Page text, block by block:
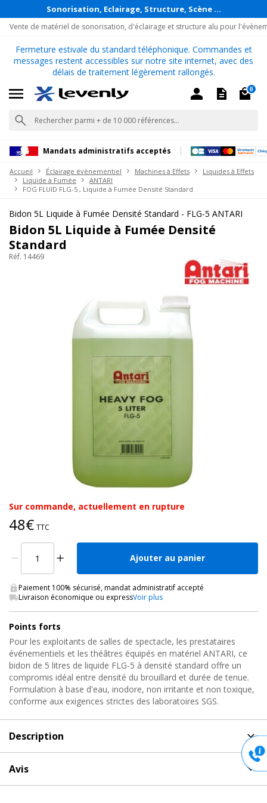
Sonorisation, Eclairage, Structure, Scène ...
Vente de matériel de sonorisation, d'éclairage et structure alu pour
Fermeture estivale du standard téléphonique. Commandes et
messages restent accessibles sur notre site internet, avec des
délais de traitement légèrement rallongés.
0
Mandats administratifs acceptés
Accueil Éclairage évènementiel Machines à Effets
Liquides à Effets
Liquide à Fumée
ANTARI
FOG FLUID FLG-5 , Liquide à Fumée Densité Standard
Bidon 5L Liquide à Fumée Densité Standard - FLG-5 ANTARI
Bidon 5L Liquide à Fumée Densité
Standard
Réf. 14469
Sur commande, actuellement en rupture
48€ TTC
Ajouter au panier
Paiement 100% sécurisé, mandat administratif accepté
Livraison économique ou expressVoir plus
Points forts
Pour les exploitants de salles de spectacle, les prestataires
événementiels et les théâtres équipés en matériel ANTARI, ce
bidon de 5 litres de liquide FLG-5 à densité standard offre un
compromis idéal entre densité du brouillard et durée de tenue.
Formulation à base d'eau, inodore, non irritante et non toxique,
conforme aux exigences strictes des laboratoires SGS.
Description
de Liquide à Fumée Densité Standard, FOG
FLUID FLG-5 Antari
Avis